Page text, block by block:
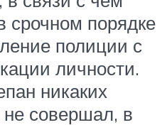
срочном порядке
полиции с
личности.
никаких
совершал, в